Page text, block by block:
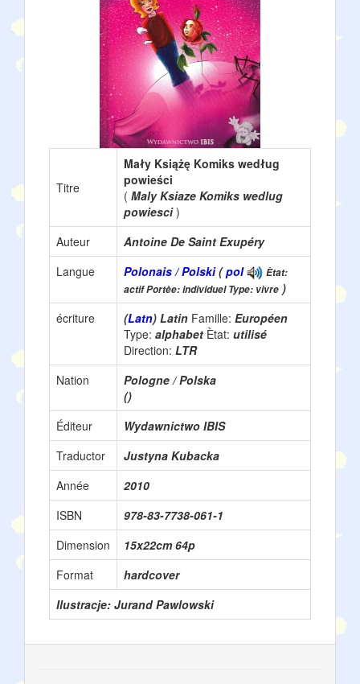
Titre
Mały Książę Komiks według
powieści
( Maly Ksiaze Komiks wedlug
powiesci)
Auteur
Antoine De Saint Exupéry
Langue
Polonais / Polski(pol
Ètat:
actif Portèe: individuel Type: vivre )
écriture
(Latn) Latin Famille: Européen
Type: alphabet Ètat: utilisé
Direction: LTR
Nation
Pologne / Polska
()
Éditeur
Wydawnictwo IBIS
Traductor
Justyna Kubacka
Année
2010
ISBN
978-83-7738-061-1
Dimension
15x22cm 64p
Format
hardcover
Ilustracje: Jurand Pawlowski